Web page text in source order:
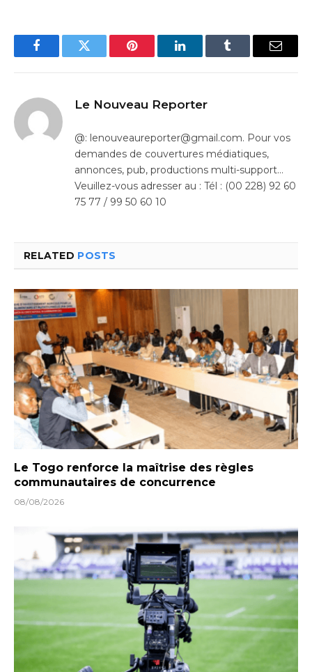
FacebookTwitter Pinterest LinkedInTumblr Email
Le Nouveau Reporter
@: lenouveaureporter@gmail.com. Pour vos
demandes de couvertures médiatiques,
annonces, pub, productions multi-support…
Veuillez-vous adresser au : Tél : (00 228) 92 60
75 77 / 99 50 60 10
RELATED POSTS
Le Togo renforce la maîtrise des règles
communautaires de concurrence
08/08/2026